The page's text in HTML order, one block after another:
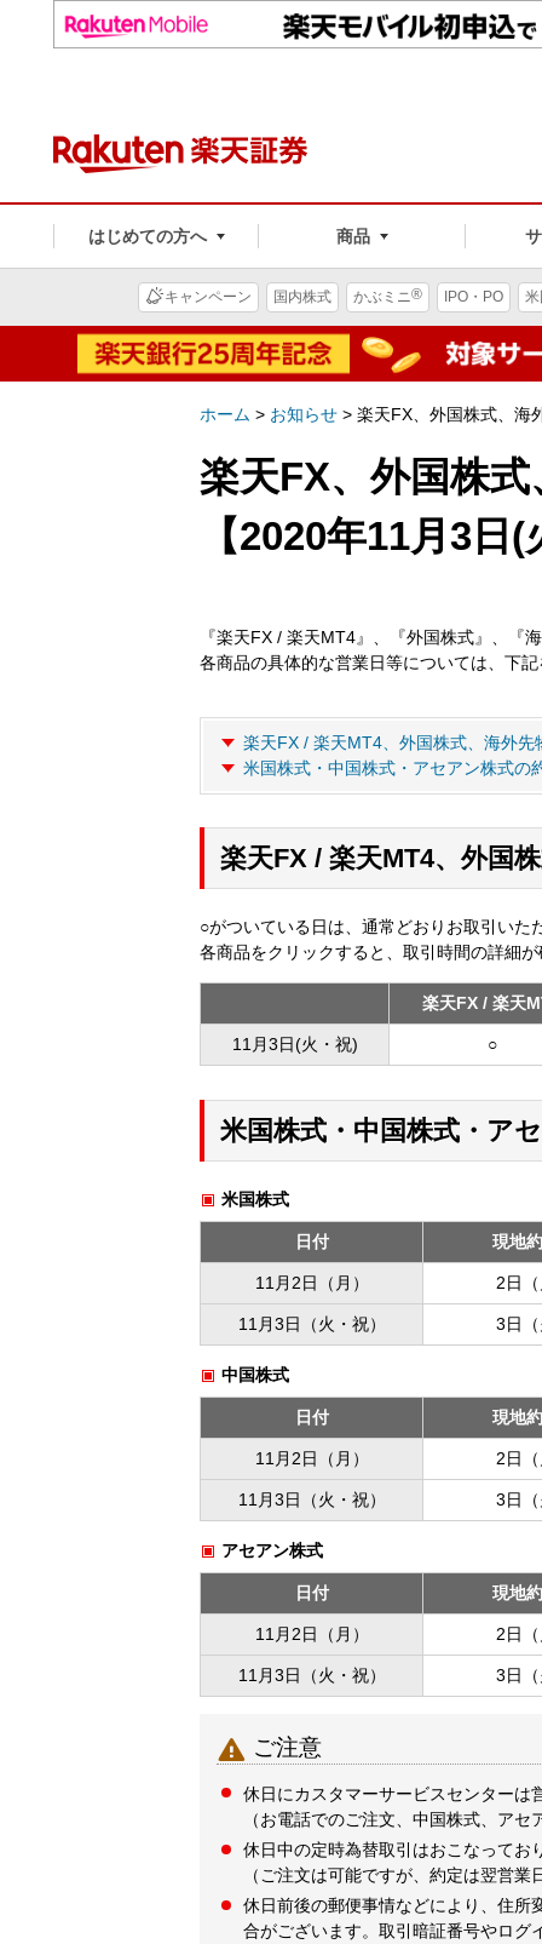
はじめての方へ 商品
キャンペーン 国内株式 かぶミニ® IPO・PO
ホーム > お知らせ > 楽天FX、外国株式、海
楽天FX、外国株
【2020年11月3
『楽天FX / 楽天MT4』、『外国株式』、『
各商品の具体的な営業日等については、下
楽天FX / 楽天MT4、外国株式、海外先
米国株式・中国株式・アセアン株式の
楽天FX / 楽天MT4、外国
○がついている日は、通常どおりお取引いた
各商品をクリックすると、取引時間の詳細
楽天FX / 楽天
11月3日(火・祝) ○
米国株式・中国株式・ア
米国株式
日付 現地
11月2日（月） 2日
11月3日（火・祝） 3日
中国株式
日付 現地
11月2日（月） 2日
11月3日（火・祝） 3日
アセアン株式
日付 現地
11月2日（月） 2日
11月3日（火・祝） 3日
 ご注意
休日にカスタマーサービスセンターは
（お電話でのご注文、中国株式、ア
休日中の定時為替取引はおこなってお
（ご注文は可能ですが、約定は翌営業
休日前後の郵便事情などにより、住所
合がございます。取引暗証番号やログ